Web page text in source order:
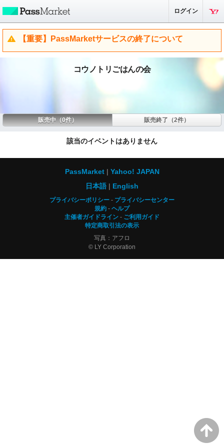
ログイン
【重要】PassMarketサービスの終了について
コウノトリごはんの会
販売中（0件） 販売終了（2件）
該当のイベントはありません
PassMarket
Yahoo! JAPAN
日本語
English
プライバシーポリシー
プライバシーセンター
規約
ヘルプ
主催者ガイドライン
ご利用ガイド
特定商取引法の表示
写真：アフロ
© LY Corporation